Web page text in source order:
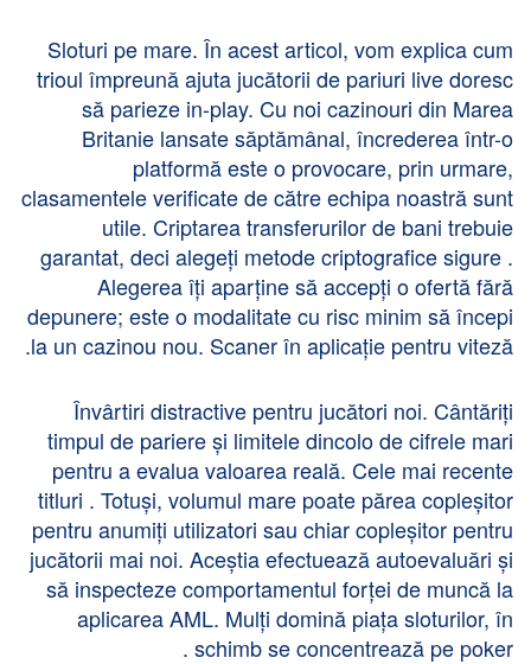
Sloturi pe mare. În acest articol, vom explica cum
trioul împreună ajuta jucătorii de pariuri live doresc
să parieze in-play. Cu noi cazinouri din Marea
Britanie lansate săptămânal, încrederea într-o
platformă este o provocare, prin urmare,
clasamentele verificate de către echipa noastră sunt
utile. Criptarea transferurilor de bani trebuie
garantat, deci alegeți metode criptografice sigure .
Alegerea îți aparține să accepți o ofertă fără
depunere; este o modalitate cu risc minim să începi
la un cazinou nou. Scaner în aplicație pentru viteză.
Învârtiri distractive pentru jucători noi. Cântăriți
timpul de pariere și limitele dincolo de cifrele mari
pentru a evalua valoarea reală. Cele mai recente
titluri . Totuși, volumul mare poate părea copleșitor
pentru anumiți utilizatori sau chiar copleșitor pentru
jucătorii mai noi. Aceștia efectuează autoevaluări și
să inspecteze comportamentul forței de muncă la
aplicarea AML. Mulți domină piața sloturilor, în
schimb se concentrează pe poker .